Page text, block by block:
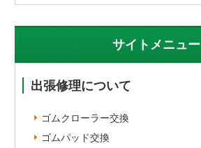
サイトメニュー
出張修理について
ゴムクローラー交換
ゴムパッド交換